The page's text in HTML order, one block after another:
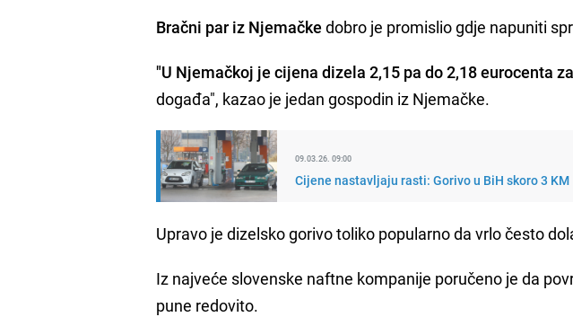
Bračni par iz Njemačke dobro je promislio gdje napuniti
"U Njemačkoj je cijena dizela 2,15 pa do 2,18 eurocenta
događa", kazao je jedan gospodin iz Njemačke.
09.03.26. 09:00
Cijene nastavljaju rasti: Gorivo u BiH skoro 3 KM
Upravo je dizelsko gorivo toliko popularno da vrlo često
Iz najveće slovenske naftne kompanije poručeno je da
pune redovito.